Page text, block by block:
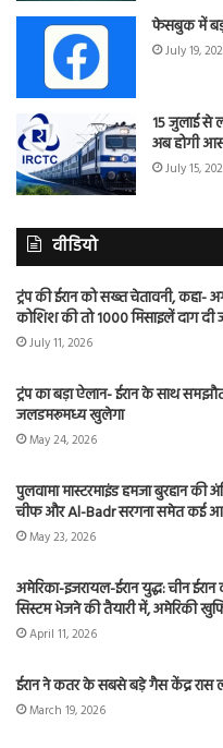
फेसबुक में
July 19,
15 जुलाई से
अब होगी
July 15,
वीडियो
ट्रंप की ईरान को सख्त चेतावनी, कहा-
कोशिश की तो 1000 मिसाइलें दाग दी
July 11, 2026
ट्रंप का बड़ा ऐलान- ईरान के साथ
जलडमरूमध्य खुलेगा
May 24, 2026
पुलवामा मास्टरमाइंड हमजा बुरहान की
चीफ और Al-Badr सरगना समेत कई
May 23, 2026
अमेरिका-इजरायल-ईरान युद्ध: चीन
सिस्टम भेजने की तैयारी में, अमेरिकी
April 11, 2026
ईरान ने कतर के सबसे बड़े गैस केंद्र रास
March 19, 2026